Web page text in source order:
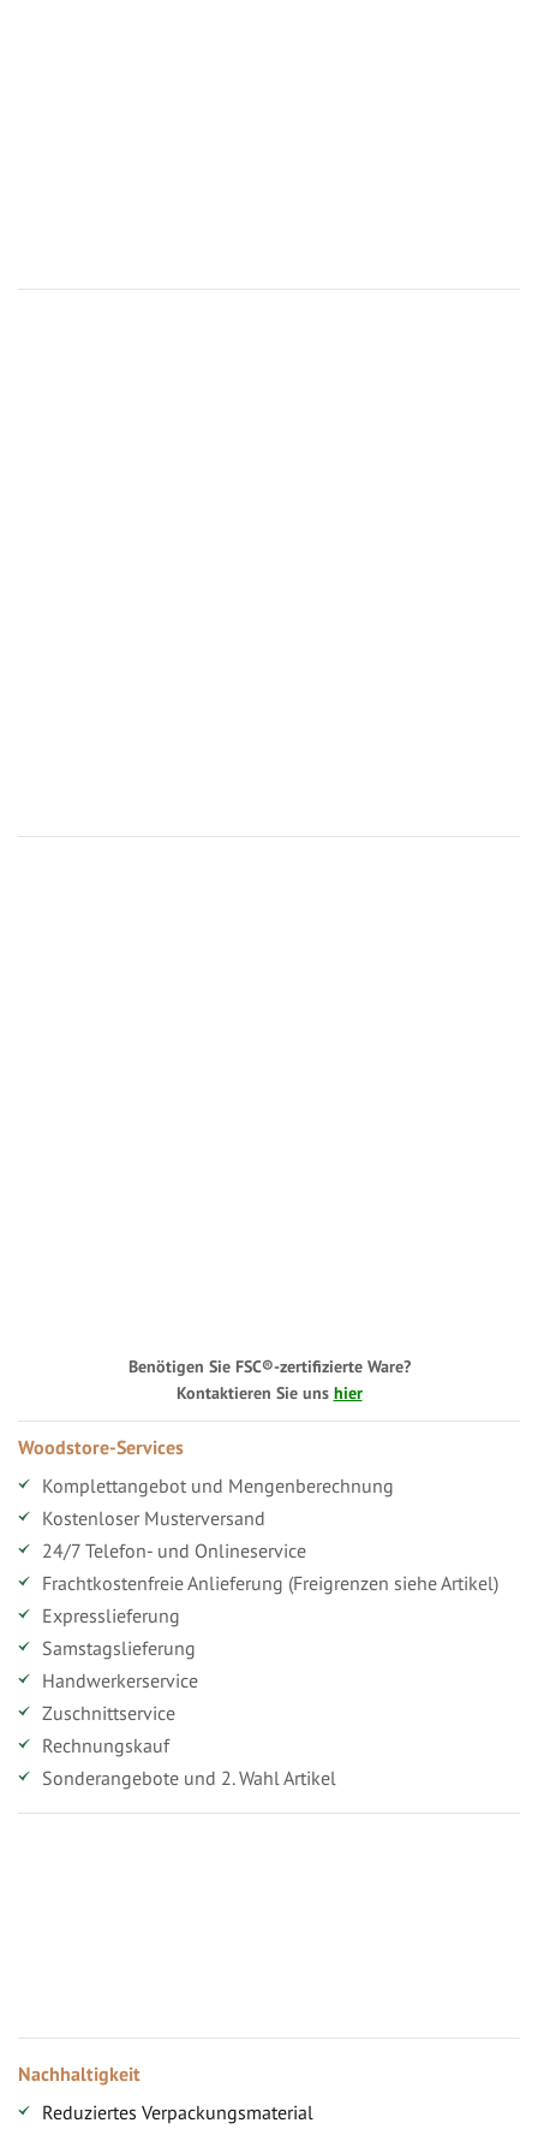
Benötigen Sie FSC®-zertifizierte Ware?
Kontaktieren Sie uns hier
Woodstore-Services
Komplettangebot und Mengenberechnung
Kostenloser Musterversand
24/7 Telefon- und Onlineservice
Frachtkostenfreie Anlieferung (Freigrenzen siehe Artikel)
Expresslieferung
Samstagslieferung
Handwerkerservice
Zuschnittservice
Rechnungskauf
Sonderangebote und 2. Wahl Artikel
Nachhaltigkeit
Reduziertes Verpackungsmaterial